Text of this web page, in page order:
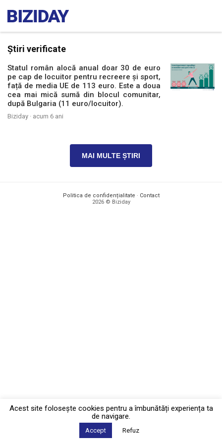
Știri verificate
Statul român alocă anual doar 30 de euro
pe cap de locuitor pentru recreere și sport,
față de media UE de 113 euro. Este a doua
cea mai mică sumă din blocul comunitar,
după Bulgaria (11 euro/locuitor).
Biziday · acum 6 ani
MAI MULTE ȘTIRI
Politica de confidențialitate · Contact
2026 © Biziday
Acest site foloseşte cookies pentru a îmbunătăți experiența ta
de navigare.
Accept Refuz